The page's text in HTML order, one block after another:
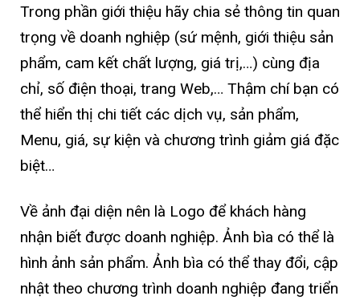
Trong phần giới thiệu hãy chia sẻ thông tin quan
trọng về doanh nghiệp (sứ mệnh, giới thiệu sản
phẩm, cam kết chất lượng, giá trị,…) cùng địa
chỉ, số điện thoại, trang Web,… Thậm chí bạn có
thể hiển thị chi tiết các dịch vụ, sản phẩm,
Menu, giá, sự kiện và chương trình giảm giá đặc
biệt…
Về ảnh đại diện nên là Logo để khách hàng
nhận biết được doanh nghiệp. Ảnh bìa có thể là
hình ảnh sản phẩm. Ảnh bìa có thể thay đổi, cập
nhật theo chương trình doanh nghiệp đang triển